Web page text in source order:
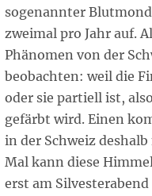
sogenannter
zweimal pro Jahr auf.
Phänomen von der
beobachten: weil die
oder sie partiell ist,
gefärbt wird. Einen
in der Schweiz deshalb
Mal kann diese
erst am